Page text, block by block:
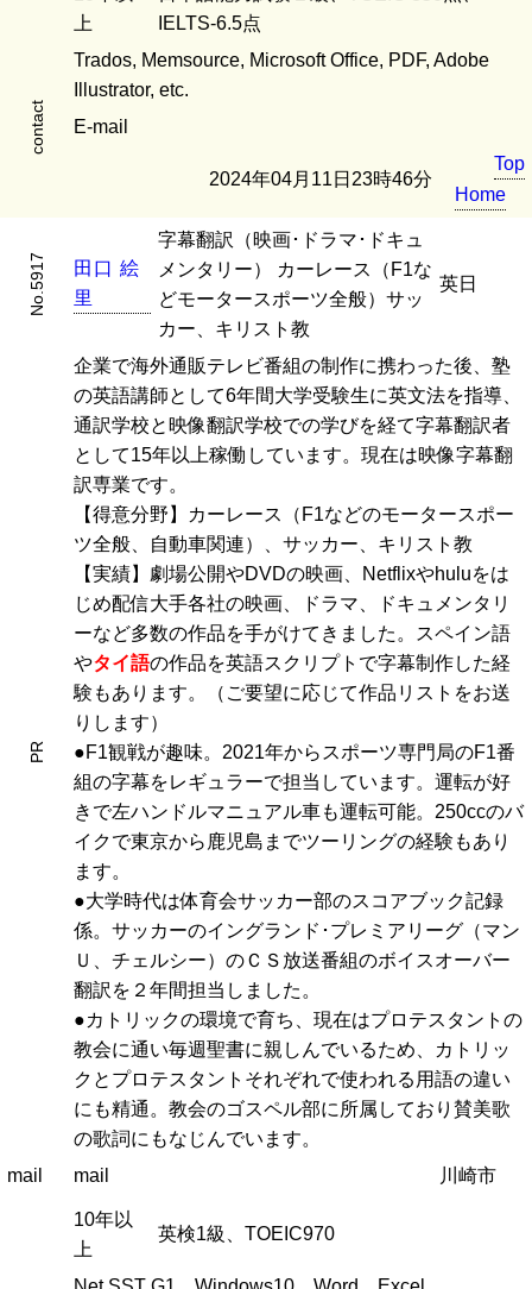
上
IELTS-6.5点
Trados, Memsource, Microsoft Office, PDF, Adobe
Illustrator, etc.
contact E-mail
2024年04月11日23時46分
Top
Home
No.5917 田 口 絵
里
字幕翻訳（映画･ドラマ･ドキュ
メンタリー） カーレース（F1な
どモータースポーツ全般）サッ
カー、キリスト教
英日
PR
企業で海外通販テレビ番組の制作に携わった後、塾
の英語講師として6年間大学受験生に英文法を指導、
通訳学校と映像翻訳学校での学びを経て字幕翻訳者
として15年以上稼働しています。現在は映像字幕翻
訳専業です。
【得意分野】カーレース（F1などのモータースポー
ツ全般、自動車関連）、サッカー、キリスト教
【実績】劇場公開やDVDの映画、Netflixやhuluをは
じめ配信大手各社の映画、ドラマ、ドキュメンタリ
ーなど多数の作品を手がけてきました。スペイン語
やタイ語の作品を英語スクリプトで字幕制作した経
験もあります。（ご要望に応じて作品リストをお送
りします）
●F1観戦が趣味。2021年からスポーツ専門局のF1番
組の字幕をレギュラーで担当しています。運転が好
きで左ハンドルマニュアル車も運転可能。250ccのバ
イクで東京から鹿児島までツーリングの経験もあり
ます。
●大学時代は体育会サッカー部のスコアブック記録
係。サッカーのイングランド･プレミアリーグ（マン
Ｕ、チェルシー）のＣＳ放送番組のボイスオーバー
翻訳を２年間担当しました。
●カトリックの環境で育ち、現在はプロテスタントの
教会に通い毎週聖書に親しんでいるため、カトリッ
クとプロテスタントそれぞれで使われる用語の違い
にも精通。教会のゴスペル部に所属しており賛美歌
の歌詞にもなじんでいます。
mail
mail 川崎市
10年以
上
英検1級、TOEIC970